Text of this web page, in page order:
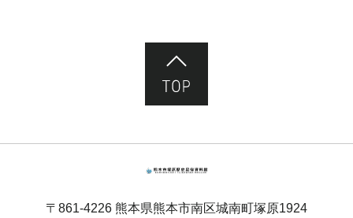
〒861-4226 熊本県熊本市南区城南町塚原1924